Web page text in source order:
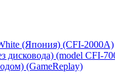
(Япония) (CFI-2000A)
дисковода) (model CFI-
(GameReplay)